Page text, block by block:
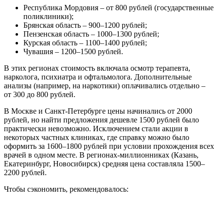
Республика Мордовия – от 800 рублей (государственные
поликлиники);
Брянская область – 900–1200 рублей;
Пензенская область – 1000–1300 рублей;
Курская область – 1100–1400 рублей;
Чувашия – 1200–1500 рублей.
В этих регионах стоимость включала осмотр терапевта,
нарколога, психиатра и офтальмолога. Дополнительные
анализы (например, на наркотики) оплачивались отдельно –
от 300 до 800 рублей.
В Москве и Санкт-Петербурге цены начинались от 2000
рублей, но найти предложения дешевле 1500 рублей было
практически невозможно. Исключением стали акции в
некоторых частных клиниках, где справку можно было
оформить за 1600–1800 рублей при условии прохождения всех
врачей в одном месте. В регионах-миллионниках (Казань,
Екатеринбург, Новосибирск) средняя цена составляла 1500–
2200 рублей.
Чтобы сэкономить, рекомендовалось: